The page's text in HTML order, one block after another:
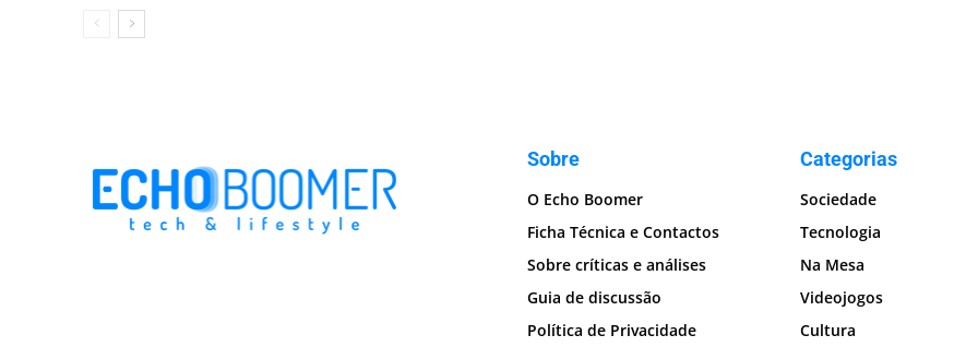
Sobre
O Echo Boomer
Ficha Técnica e Contactos
Sobre críticas e análises
Guia de discussão
Política de Privacidade
Categorias
Sociedade
Tecnologia
Na Mesa
Videojogos
Cultura